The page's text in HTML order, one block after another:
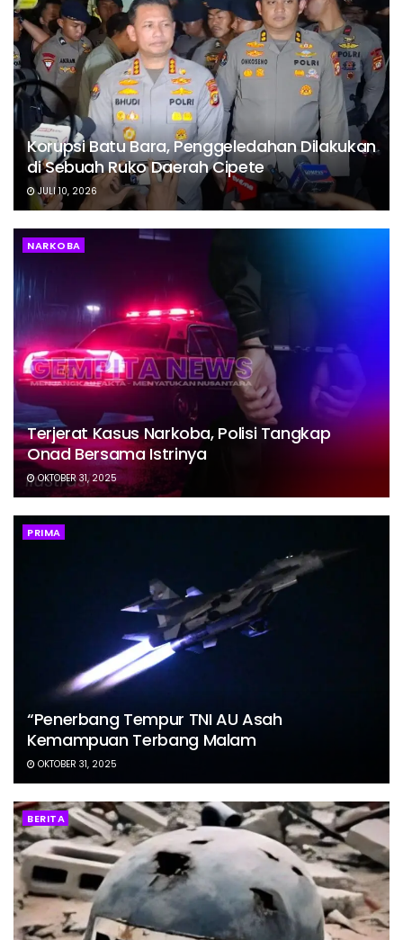
Korupsi Batu Bara, Penggeledahan Dilakukan
di Sebuah Ruko Daerah Cipete
JULI 10, 2026
NARKOBA
Terjerat Kasus Narkoba, Polisi Tangkap
Onad Bersama Istrinya
OKTOBER 31, 2025
PRIMA
“Penerbang Tempur TNI AU Asah
Kemampuan Terbang Malam
OKTOBER 31, 2025
BERITA